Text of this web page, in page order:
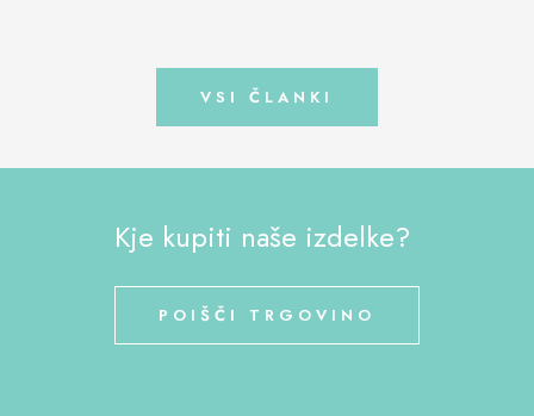
VSI ČLANKI
Kje kupiti naše izdelke?
POIŠČI TRGOVINO